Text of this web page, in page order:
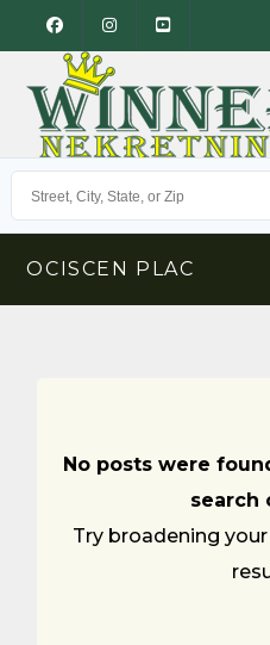
OCISCEN PLAC
No posts were
search
Try broadening